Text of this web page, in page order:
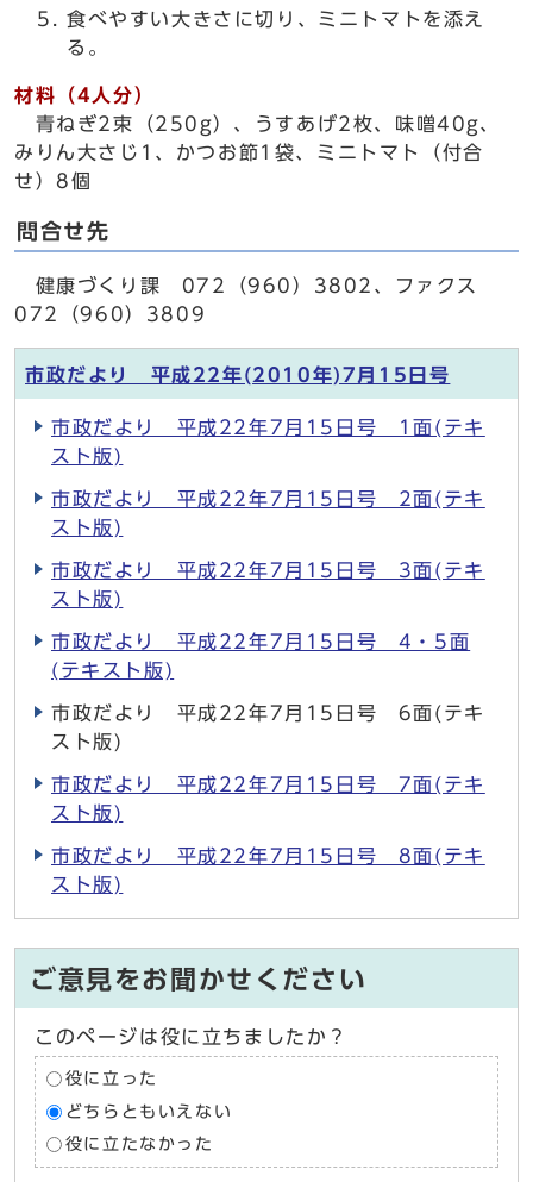
食べやすい大きさに切り、ミニトマトを添え
る。
材料（4人分）
青ねぎ2束（250g）、うすあげ2枚、味噌40g、
みりん大さじ1、かつお節1袋、ミニトマト（付合
せ）8個
問合せ先
健康づくり課 072（960）3802、ファクス
072（960）3809
市政だより 平成22年(2010年)7月15日号
市政だより 平成22年7月15日号 1面(テキ
スト版)
市政だより 平成22年7月15日号 2面(テキ
スト版)
市政だより 平成22年7月15日号 3面(テキ
スト版)
市政だより 平成22年7月15日号 4・5面
(テキスト版)
市政だより 平成22年7月15日号 6面(テキ
スト版)
市政だより 平成22年7月15日号 7面(テキ
スト版)
市政だより 平成22年7月15日号 8面(テキ
スト版)
ご意見をお聞かせください
このページは役に立ちましたか？
役に立った
どちらともいえない
役に立たなかった